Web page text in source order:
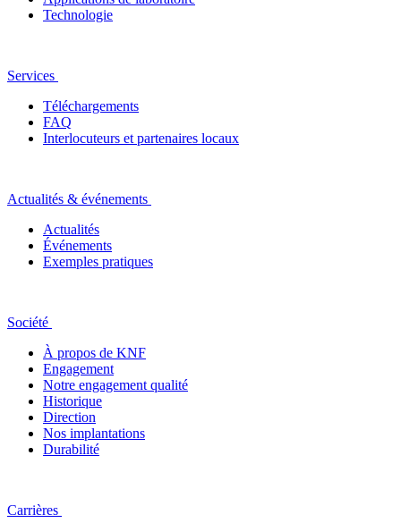
Technologie
Services
Téléchargements
FAQ
Interlocuteurs et partenaires locaux
Actualités & événements
Actualités
Événements
Exemples pratiques
Société
À propos de KNF
Engagement
Notre engagement qualité
Historique
Direction
Nos implantations
Durabilité
Carrières